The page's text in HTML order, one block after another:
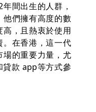
間出生的人群，
他們擁有高度的數
，且熱衷於使用
在香港，這一代
場的重要力量，尤
貸款 app等方式參